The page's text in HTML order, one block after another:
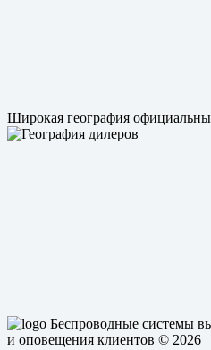
Широкая география
Беспроводные системы
и оповещения клиентов © 2026